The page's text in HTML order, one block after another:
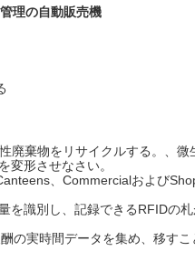
理の自動販売機
廃棄物をリサイクルする。、 微
変形させなさい。
、Commercialおよび
識別し、記録できるRFIDの札
の実時間データを集め、移す